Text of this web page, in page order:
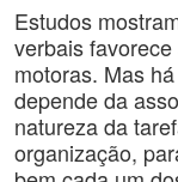
Estudos
verbais
motoras. Mas
depende da
natureza da
organização,